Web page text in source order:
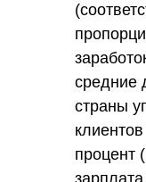
средние
страны
процент